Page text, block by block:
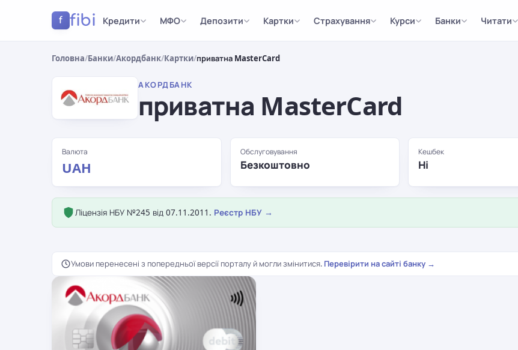
f fibi Кредити МФО Депозити Картки Страхування Курси Банки Читати
Головна/Банки/Акордбанк/Картки/приватна MasterCard
АКОРДБАНК
приватна MasterCard
Валюта
UAH
Обслуговування
Безкоштовно
Кешбек
Ні
Ліцензія НБУ №245 від 07.11.2011. Реєстр НБУ →
Умови перенесені з попередньої версії порталу й могли змінитися. Перевірити на сайті банку →